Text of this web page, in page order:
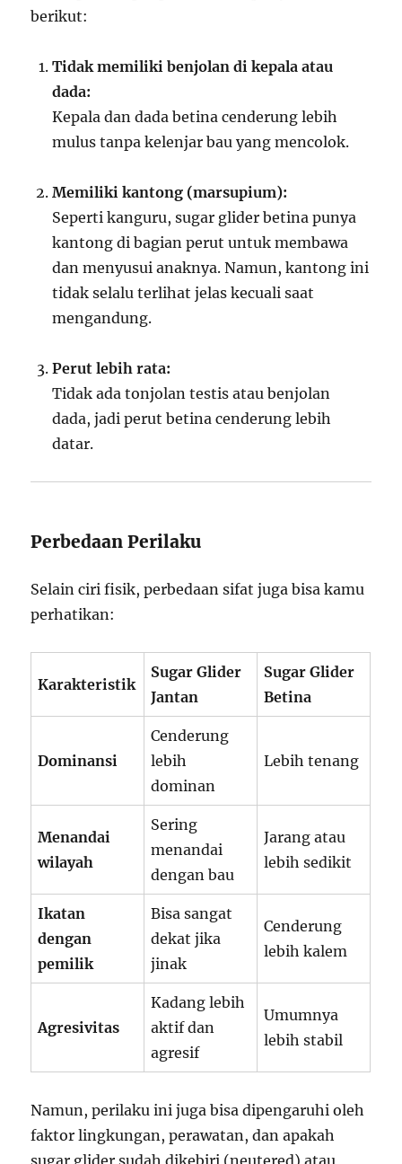
berikut:
Tidak memiliki benjolan di kepala atau
dada:
Kepala dan dada betina cenderung lebih
mulus tanpa kelenjar bau yang mencolok.
Memiliki kantong (marsupium):
Seperti kanguru, sugar glider betina punya
kantong di bagian perut untuk membawa
dan menyusui anaknya. Namun, kantong ini
tidak selalu terlihat jelas kecuali saat
mengandung.
Perut lebih rata:
Tidak ada tonjolan testis atau benjolan
dada, jadi perut betina cenderung lebih
datar.
Perbedaan Perilaku
Selain ciri fisik, perbedaan sifat juga bisa kamu
perhatikan:
Karakteristik
Sugar Glider
Jantan
Sugar Glider
Betina
Dominansi
Cenderung
lebih
dominan
Lebih tenang
Menandai
wilayah
Sering
menandai
dengan bau
Jarang atau
lebih sedikit
Ikatan
dengan
pemilik
Bisa sangat
dekat jika
jinak
Cenderung
lebih kalem
Agresivitas
Kadang lebih
aktif dan
agresif
Umumnya
lebih stabil
Namun, perilaku ini juga bisa dipengaruhi oleh
faktor lingkungan, perawatan, dan apakah